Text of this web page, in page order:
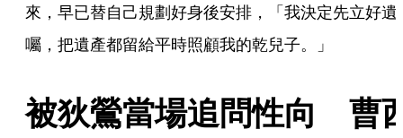
來，早已替自己規劃好身後安排，「我決定先立好遺
囑，把遺產都留給平時照顧我的乾兒子。」
被狄鶯當場追問性向　曹